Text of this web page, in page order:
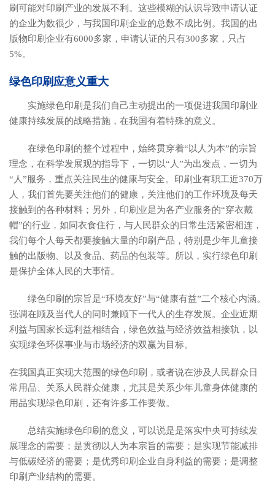
刷可能对印刷产业的发展不利。这些模糊的认识导致申请认证
的企业为数很少，与我国印刷企业的总数不成比例。我国的出
版物印刷企业有6000多家，申请认证的只有300多家，只占
5%。
绿色印刷应意义重大
实施绿色印刷是我们自己主动提出的一项促进我国印刷业
健康持续发展的战略措施，在我国有着特殊的意义。
在绿色印刷的整个过程中，始终贯穿着“以人为本”的宗旨
理念，在科学发展观的指导下，一切以“人”为出发点，一切为
“人”服务，重点关注民生的健康与安全。印刷业有职工近370万
人，我们首先要关注他们的健康，关注他们的工作环境及每天
接触到的各种材料；另外，印刷业是为各产业服务的“穿衣戴
帽”的行业，如同衣食住行，与人民群众的日常生活紧密相连，
我们每个人每天都要接触大量的印刷产品，特别是少年儿童接
触的出版物、以及食品、药品的包装等。所以，实行绿色印刷
是保护全体人民的大事情。
绿色印刷的宗旨是“环境友好”与“健康有益”二个核心内涵。
强调在顾及当代人的同时兼顾下一代人的生存发展。企业近期
利益与国家长远利益相结合，绿色效益与经济效益相接轨，以
实现绿色环保事业与市场经济的双赢为目标。
在我国真正实现大范围的绿色印刷，或者说在涉及人民群众日
常用品、关系人民群众健康，尤其是关系少年儿童身体健康的
用品实现绿色印刷，还有许多工作要做。
总结实施绿色印刷的意义，可以说是是落实中央可持续发
展理念的需要；是贯彻以人为本宗旨的需要；是实现节能减排
与低碳经济的需要；是优秀印刷企业自身利益的需要；是调整
印刷产业结构的需要。